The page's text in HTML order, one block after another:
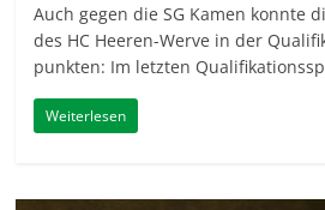
Auch gegen die SG Kamen konnte
des HC Heeren-Werve in der
punkten: Im letzten
Weiterlesen